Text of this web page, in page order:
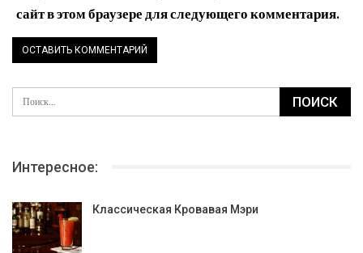
сайт в этом браузере для следующего комментария.
Интересное:
Классическая Кровавая Мэри